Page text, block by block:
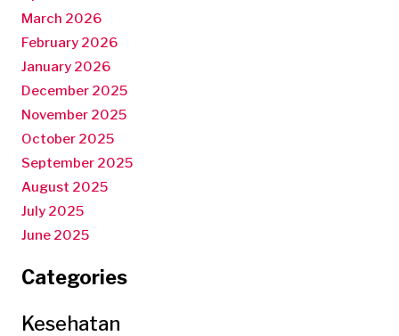
March 2026
February 2026
January 2026
December 2025
November 2025
October 2025
September 2025
August 2025
July 2025
June 2025
Categories
Kesehatan